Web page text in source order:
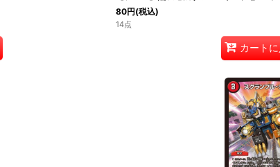
80円(税込)
14点
カート